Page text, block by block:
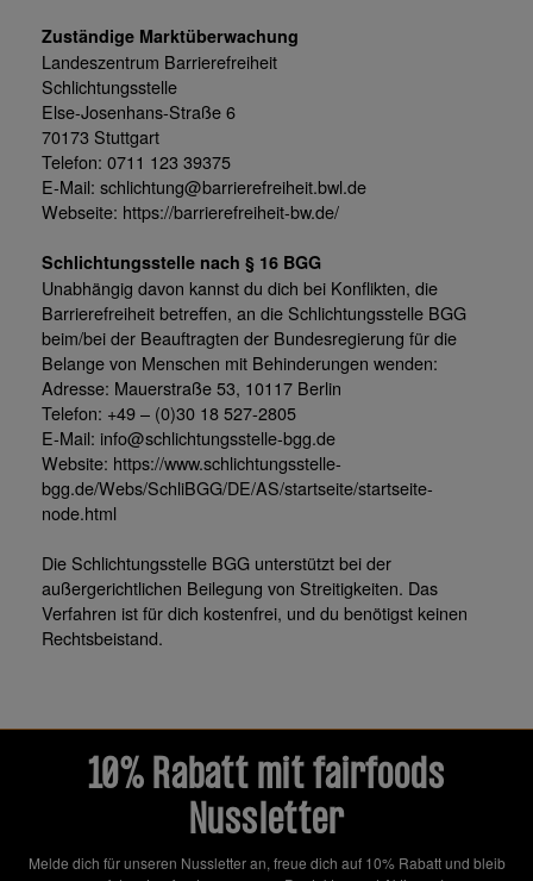
Zuständige Marktüberwachung
Landeszentrum Barrierefreiheit
Schlichtungsstelle
Else-Josenhans-Straße 6
70173 Stuttgart
Telefon: 0711 123 39375
E-Mail: schlichtung@barrierefreiheit.bwl.de
Webseite: https://barrierefreiheit-bw.de/
Schlichtungsstelle nach § 16 BGG
Unabhängig davon kannst du dich bei Konflikten, die
Barrierefreiheit betreffen, an die Schlichtungsstelle BGG
beim/bei der Beauftragten der Bundesregierung für die
Belange von Menschen mit Behinderungen wenden:
Adresse: Mauerstraße 53, 10117 Berlin
Telefon: +49 – (0)30 18 527-2805
E-Mail: info@schlichtungsstelle-bgg.de
Website: https://www.schlichtungsstelle-
bgg.de/Webs/SchliBGG/DE/AS/startseite/startseite-
node.html
Die Schlichtungsstelle BGG unterstützt bei der
außergerichtlichen Beilegung von Streitigkeiten. Das
Verfahren ist für dich kostenfrei, und du benötigst keinen
Rechtsbeistand.
10% Rabatt mit fairfoods
Nussletter
Melde dich für unseren Nussletter an, freue dich auf 10% Rabatt und bleib